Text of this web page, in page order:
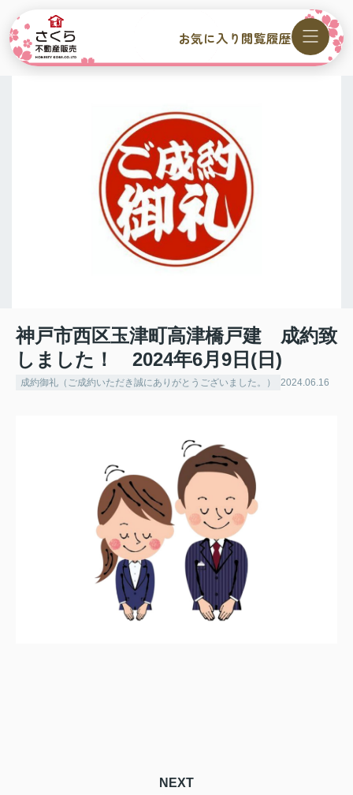
お気に入り 閲覧履歴
神戸市西区玉津町高津橋戸建 成約致
しました！ 2024年6月9日(日)
成約御礼（ご成約いただき誠にありがとうございました。） 2024.06.16
NEXT